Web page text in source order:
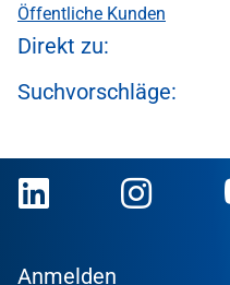
Öffentliche Kunden
Direkt zu:
Suchvorschläge:
Anmelden